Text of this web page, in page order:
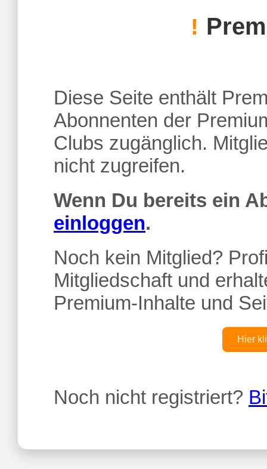
!
Diese Seite enthält
Abonnenten der
Clubs zugänglich.
nicht zugreifen.
Wenn Du bereits ein
einloggen.
Noch kein Mitglied?
Mitgliedschaft und
Premium-Inhalte und
Hier
Noch nicht registriert?